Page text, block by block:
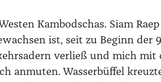
Kam­bo­dschas. Siam
ist, seit zu Beginn der
ver­ließ und mich
anmu­ten. Was­ser­büf­fel